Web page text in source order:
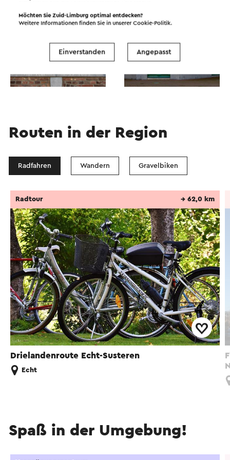
peste et ACrl Igne tUeMUr“) in die Seitenwand
lautet: „Durch göttliche Hilfe werden wir vor Pest
und großem Feuer bewahrt“. Jahr 1687.
Dieser Text wurde mit Hilfe eines Online-
Übersetzungsdienstes automatisch übersetzt.
Routen in der Region
Radfahren Wandern Gravelbiken
Drielandenroute Echt-Susteren
Radtour → 62,0 km
Echt
Spaß in der Umgebung!
Möchten Sie Zuid-Limburg optimal entdecken?
Weitere Informationen finden Sie in unsererCookie-Politik.
Einverstanden Angepasst